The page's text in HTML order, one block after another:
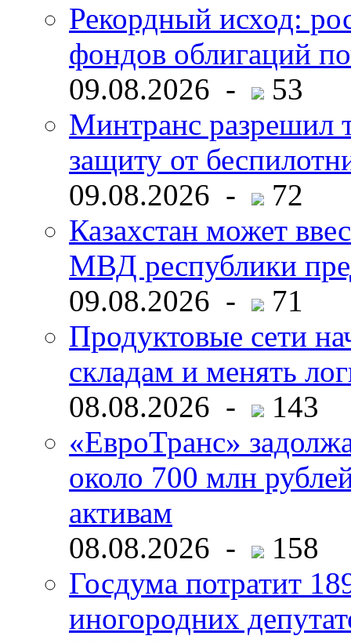
Рекордный исход:
фондов облигаций
09.08.2026 -
53
Минтранс разрешил
защиту от
09.08.2026 -
72
Казахстан может
МВД республики
09.08.2026 -
71
Продуктовые сети
складам и менять
08.08.2026 -
143
«ЕвроТранс»
около 700 млн
активам
08.08.2026 -
158
Госдума потратит
иногородних